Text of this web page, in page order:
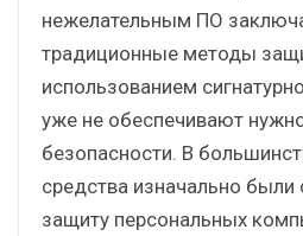
нежелательным ПО
традиционные методы
использованием
уже не обеспечивают
безопасности. В
средства изначально были
защиту персональных